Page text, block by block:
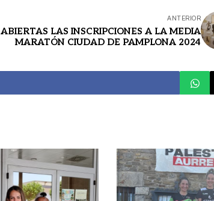
ANTERIOR
ABIERTAS LAS INSCRIPCIONES A LA MEDIA
MARATÓN CIUDAD DE PAMPLONA 2024